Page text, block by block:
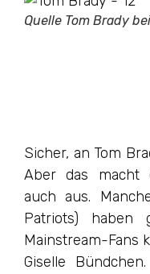
Quelle Tom Brady
Sicher, an Tom
Aber das macht
auch aus.
Patriots) haben
Mainstream-Fans
Giselle